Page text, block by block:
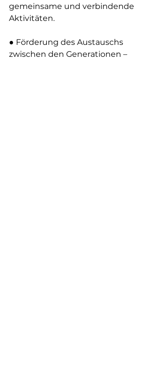
gemeinsame und verbindende
Aktivitäten.
● Förderung des Austauschs
zwischen den Generationen –